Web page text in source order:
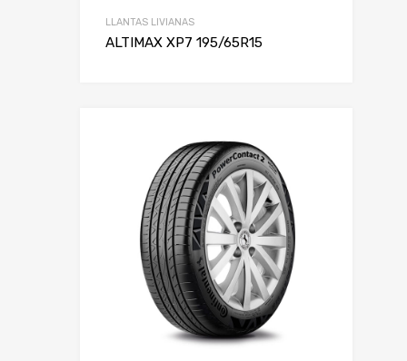
LLANTAS LIVIANAS
ALTIMAX XP7 195/65R15